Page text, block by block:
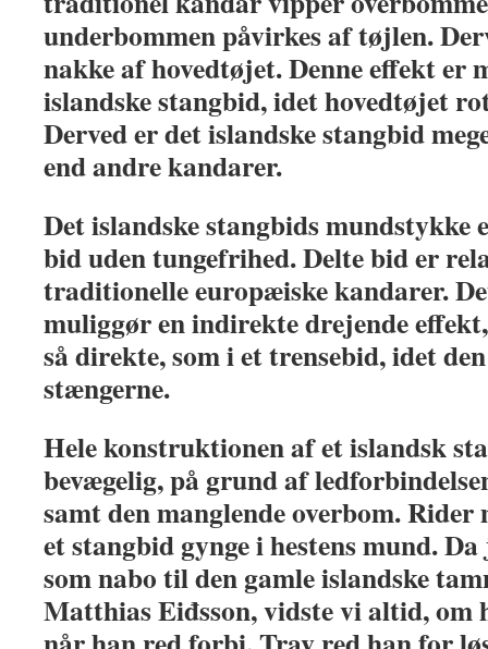
underbommen påvirkes af tøjlen.
nakke af hovedtøjet. Denne effekt er
islandske stangbid, idet hovedtøjet
Derved er det islandske stangbid
end andre kandarer.
Det islandske stangbids
bid uden tungefrihed. Delte bid er
traditionelle europæiske kandarer.
muliggør en indirekte drejende
så direkte, som i et trensebid, idet
stængerne.
Hele konstruktionen af et islandsk
bevægelig, på grund af
samt den manglende overbom.
et stangbid gynge i hestens mund. Da
som nabo til den gamle islandske
Matthias Eiđsson, vidste vi altid, om